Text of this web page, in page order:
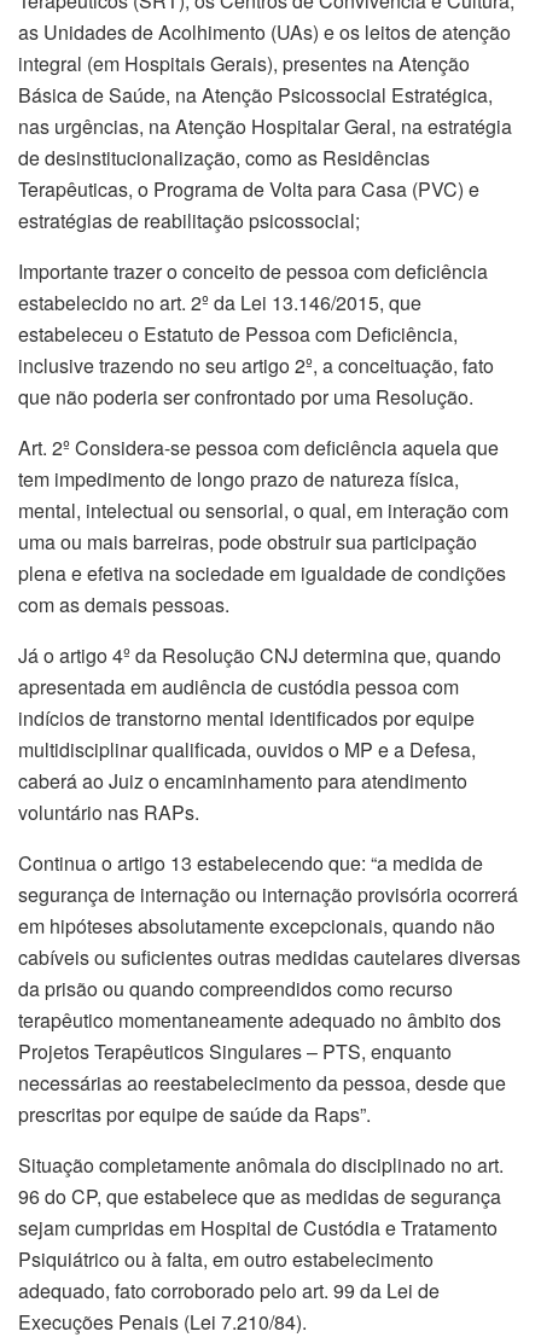
as Unidades de Acolhimento (UAs) e os leitos de atenção
integral (em Hospitais Gerais), presentes na Atenção
Básica de Saúde, na Atenção Psicossocial Estratégica,
nas urgências, na Atenção Hospitalar Geral, na estratégia
de desinstitucionalização, como as Residências
Terapêuticas, o Programa de Volta para Casa (PVC) e
estratégias de reabilitação psicossocial;
Importante trazer o conceito de pessoa com deficiência
estabelecido no art. 2º da Lei 13.146/2015, que
estabeleceu o Estatuto de Pessoa com Deficiência,
inclusive trazendo no seu artigo 2º, a conceituação, fato
que não poderia ser confrontado por uma Resolução.
Art. 2º Considera-se pessoa com deficiência aquela que
tem impedimento de longo prazo de natureza física,
mental, intelectual ou sensorial, o qual, em interação com
uma ou mais barreiras, pode obstruir sua participação
plena e efetiva na sociedade em igualdade de condições
com as demais pessoas.
Já o artigo 4º da Resolução CNJ determina que, quando
apresentada em audiência de custódia pessoa com
indícios de transtorno mental identificados por equipe
multidisciplinar qualificada, ouvidos o MP e a Defesa,
caberá ao Juiz o encaminhamento para atendimento
voluntário nas RAPs.
Continua o artigo 13 estabelecendo que: “a medida de
segurança de internação ou internação provisória ocorrerá
em hipóteses absolutamente excepcionais, quando não
cabíveis ou suficientes outras medidas cautelares diversas
da prisão ou quando compreendidos como recurso
terapêutico momentaneamente adequado no âmbito dos
Projetos Terapêuticos Singulares – PTS, enquanto
necessárias ao reestabelecimento da pessoa, desde que
prescritas por equipe de saúde da Raps”.
Situação completamente anômala do disciplinado no art.
96 do CP, que estabelece que as medidas de segurança
sejam cumpridas em Hospital de Custódia e Tratamento
Psiquiátrico ou à falta, em outro estabelecimento
adequado, fato corroborado pelo art. 99 da Lei de
Execuções Penais (Lei 7.210/84).